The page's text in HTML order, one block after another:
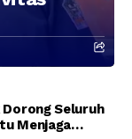
Dorong Seluruh
Menjaga